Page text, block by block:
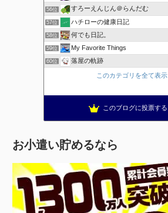
56位 すろーえんじん＠らんだむ
57位 ハチローの健康日記
58位 何でも日記。
59位 My Favorite Things
60位 落屋の軌跡
このカテゴリを全て表示
このブログに投票する
お小遣い貯めるなら